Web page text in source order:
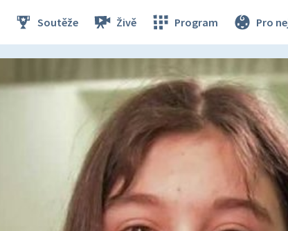
Soutěže Živě Program Pro